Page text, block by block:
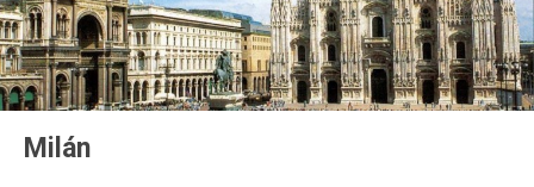
Milán